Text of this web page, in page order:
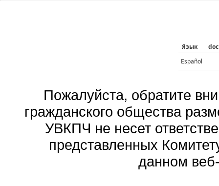
Язык
doc
Español
Пожалуйста, обратите
гражданского общества
УВКПЧ не несет
представленных
данном